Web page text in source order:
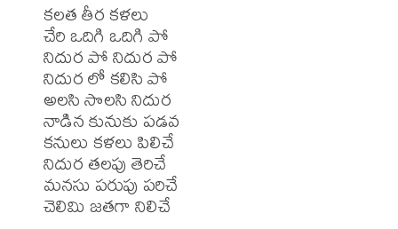
కలత తీర కళలు
చేరి ఒదిగి ఒదిగి పో
నిదుర పో నిదుర పో
నిదుర లో కలిసి పో
అలసి సొలసి నిదుర
నాడిన కునుకు పడవ
కనులు కళలు పిలిచే
నిదుర తలపు తెరిచే
మనసు పరుపు పరిచే
చెలిమి జతగా నిలిచే